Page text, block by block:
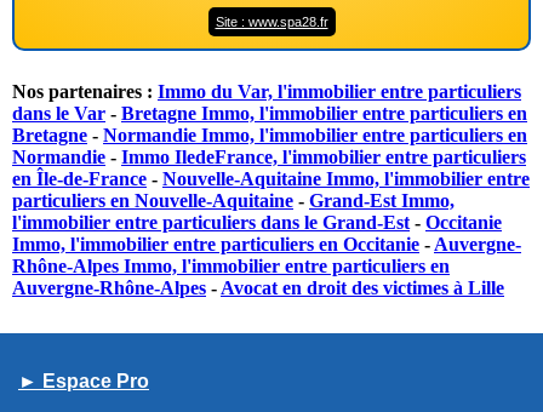
Site : www.spa28.fr
Nos partenaires : Immo du Var, l'immobilier entre particuliers
dans le Var - Bretagne Immo, l'immobilier entre particuliers en
Bretagne - Normandie Immo, l'immobilier entre particuliers en
Normandie - Immo IledeFrance, l'immobilier entre particuliers
en Île-de-France - Nouvelle-Aquitaine Immo, l'immobilier entre
particuliers en Nouvelle-Aquitaine - Grand-Est Immo,
l'immobilier entre particuliers dans le Grand-Est - Occitanie
Immo, l'immobilier entre particuliers en Occitanie - Auvergne-
Rhône-Alpes Immo, l'immobilier entre particuliers en
Auvergne-Rhône-Alpes - Avocat en droit des victimes à Lille
► Espace Pro